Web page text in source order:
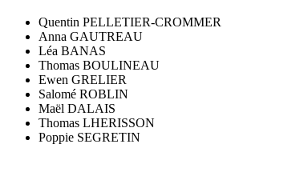
Quentin PELLETIER-CROMMER
Anna GAUTREAU
Léa BANAS
Thomas BOULINEAU
Ewen GRELIER
Salomé ROBLIN
Maël DALAIS
Thomas LHERISSON
Poppie SEGRETIN